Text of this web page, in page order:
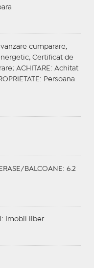
cumparare,
Certificat de
ACHITARE : Achitat
: Persoana
BALCOANE: 6.2
: Imobil liber